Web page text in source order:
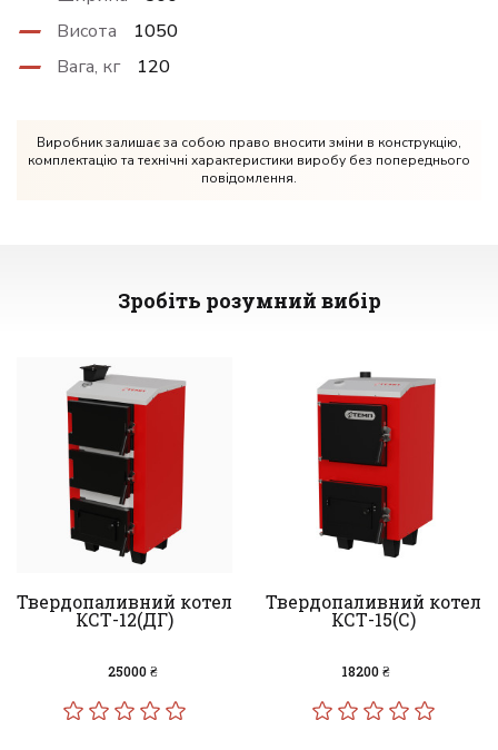
Висота
1050
Вага, кг
120
Виробник залишає за собою право вносити зміни в конструкцію,
комплектацію та технічні характеристики виробу без попереднього
повідомлення.
Зробіть розумний вибір
Твердопаливний котел
КСТ-12(ДГ)
Твердопаливний котел
КСТ-15(С)
25000 ₴ 18200 ₴